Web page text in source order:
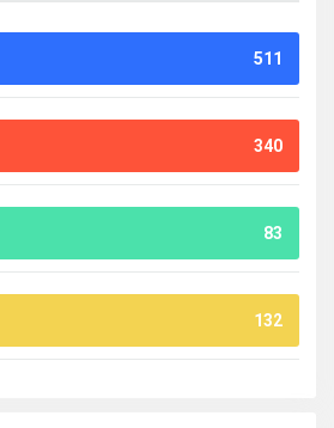
511
340
83
132